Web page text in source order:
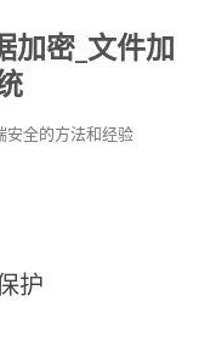
加密_文件加
安全的方法和经验
护